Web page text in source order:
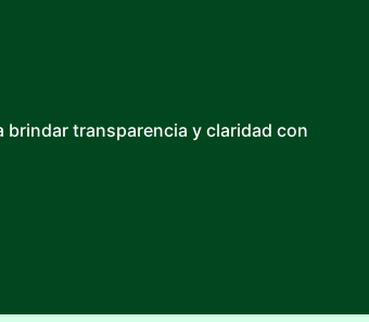
brindar transparencia y claridad con